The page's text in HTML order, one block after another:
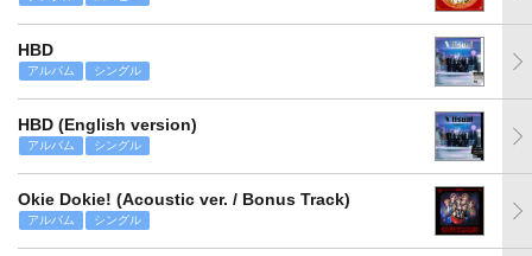
HBD
アルバム シングル
HBD (English version)
アルバム シングル
Okie Dokie! (Acoustic ver. / Bonus Track)
アルバム シングル